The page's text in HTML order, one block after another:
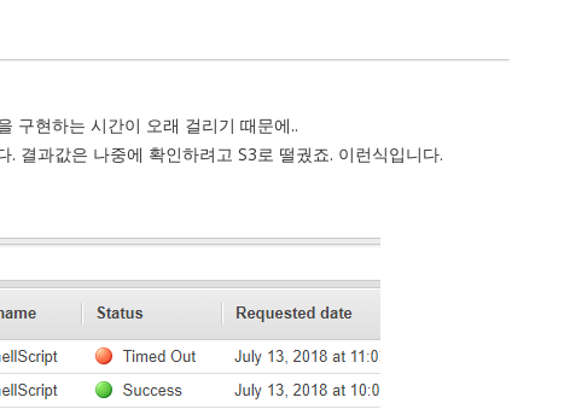
구현하는 시간이 오래 걸리기 때문에..
결과값은 나중에 확인하려고 S3로 떨궜죠. 이런식입니다.